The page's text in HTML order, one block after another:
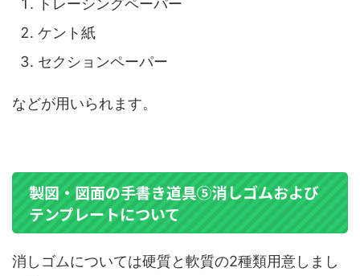
トレーシングペーパー
ケント紙
セクションペーパー
などが用いられます。
製図・図面の手書き道具⑤消しゴムおよび
テンプレートについて
消しゴムについては硬質と軟質の2種類用意しまし